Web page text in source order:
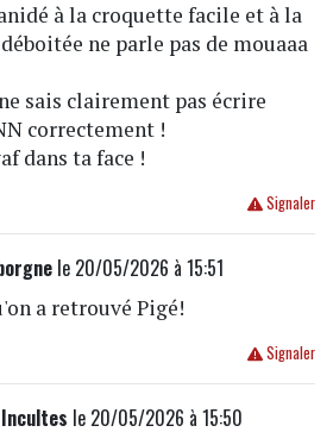
à la croquette facile et à la
ne parle pas de mouaaa
sais clairement pas écrire
correctement !
dans ta face !
Signaler
le 20/05/2026 à 15:51
a retrouvé Pigé!
Signaler
le 20/05/2026 à 15:50